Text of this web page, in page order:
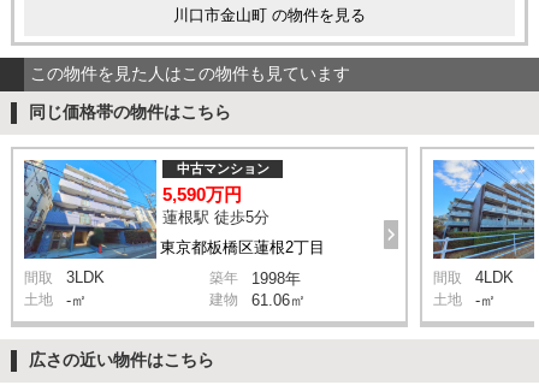
川口市金山町 の物件を見る
この物件を見た人はこの物件も見ています
同じ価格帯の物件はこちら
東京都板橋区蓮根2丁目
中古マンション
5,590万円
蓮根駅 徒歩5分
間取 3LDK 築年 1998年
土地 -㎡ 建物 61.06㎡
間取 4LDK
土地 -㎡
広さの近い物件はこちら